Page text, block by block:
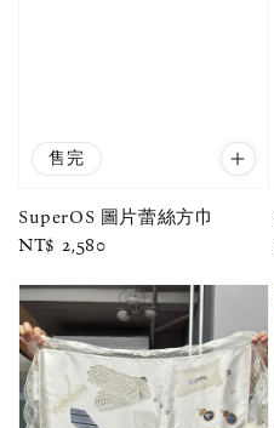
售完
SuperOS 圖片蕾絲方巾
Regular
NT$ 2,580